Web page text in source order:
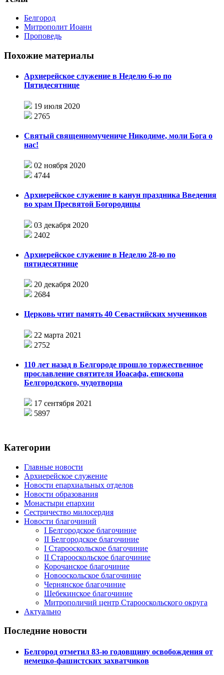
Белгород
Митрополит Иоанн
Проповедь
Похожие материалы
Архиерейское служение в Неделю 6-ю по
Пятидесятнице
19 июля 2020
2765
Святый священномучениче Никодиме, моли Бога о
нас!
02 ноября 2020
4744
Архиерейское служение в канун праздника Введения
во храм Пресвятой Богородицы
03 декабря 2020
2402
Архиерейское служение в Неделю 28-ю по
пятидесятнице
20 декабря 2020
2684
Церковь чтит память 40 Севастийских мучеников
22 марта 2021
2752
110 лет назад в Белгороде прошло торжественное
прославление святителя Иоасафа, епископа
Белгородского, чудотворца
17 сентября 2021
5897
Категории
Главные новости
Архиерейское служение
Новости епархиальных отделов
Новости образования
Монастыри епархии
Сестричество милосердия
Новости благочиний
I Белгородское благочиние
II Белгородское благочиние
I Старооскольское благочиние
II Старооскольское благочиние
Корочанское благочиние
Новооскольское благочиние
Чернянское благочиние
Шебекинское благочиние
Митрополичий центр Старооскольского округа
Актуально
Последние новости
Белгород отметил 83-ю годовщину освобождения от
немецко-фашистских захватчиков